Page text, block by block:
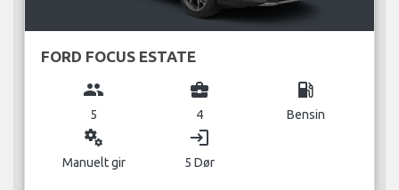
FORD FOCUS ESTATE
group
5
business_center
4
local_gas_station
Bensin
miscellaneous_services
Manuelt gir
login
5 Dør